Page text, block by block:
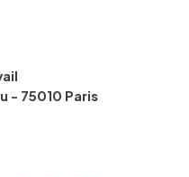
- 75010 Paris